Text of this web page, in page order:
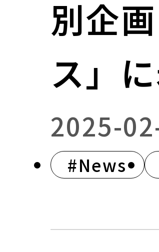
別企
ス」
2025-
#News